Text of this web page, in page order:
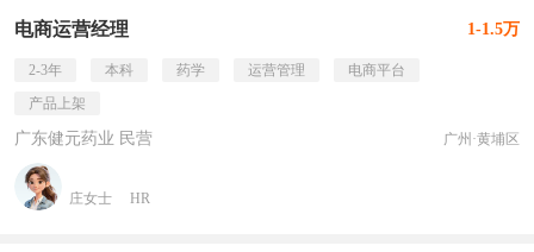
电商运营经理 1-1.5万
2-3年 本科 药学 运营管理
电商平台
产品上架
广东健元药业 民营 广州·黄埔区
庄女士 HR